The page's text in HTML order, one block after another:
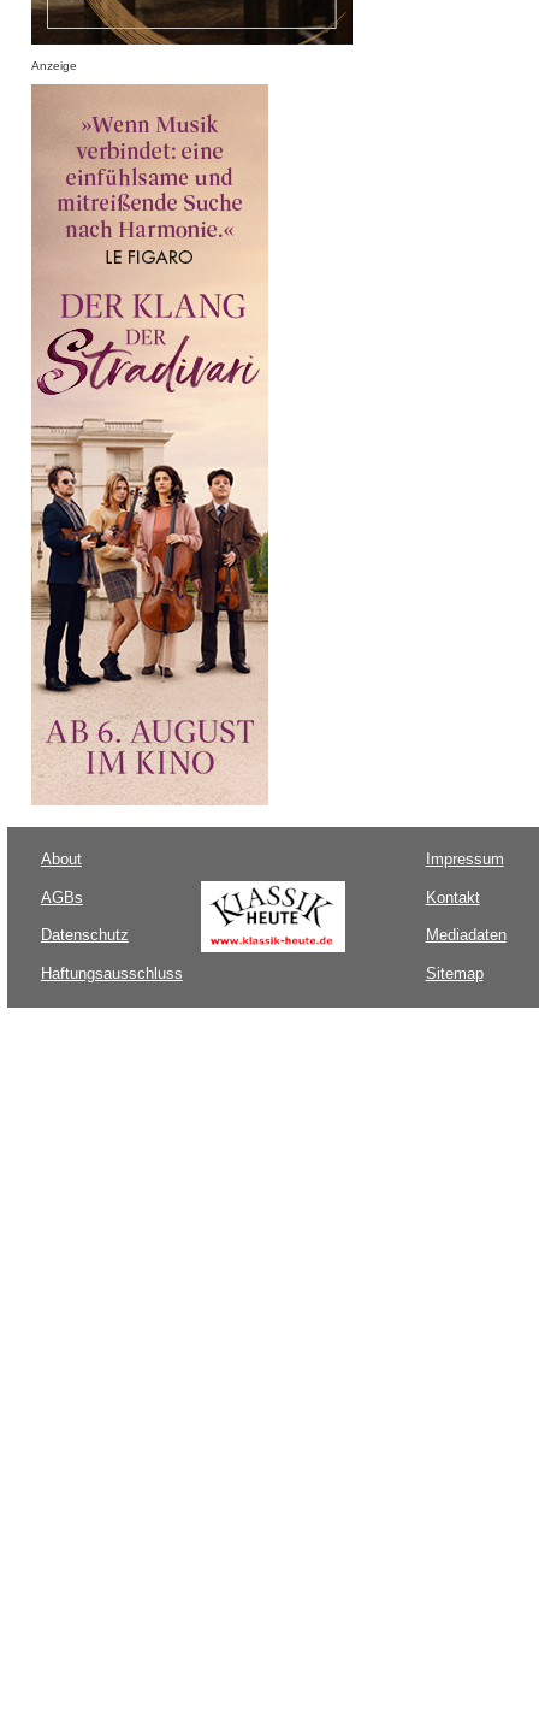
Anzeige
About
AGBs
Datenschutz
Haftungsausschluss
Impressum
Kontakt
Mediadaten
Sitemap